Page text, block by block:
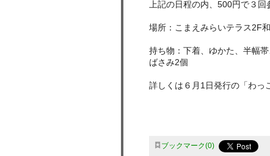
上記の日程の内、500円で３回
場所：こまえみらいテラス2F
持ち物：下着、ゆかた、半幅
ばさみ2個
詳しくは６月1日発行の「わっ
ブックマーク 0